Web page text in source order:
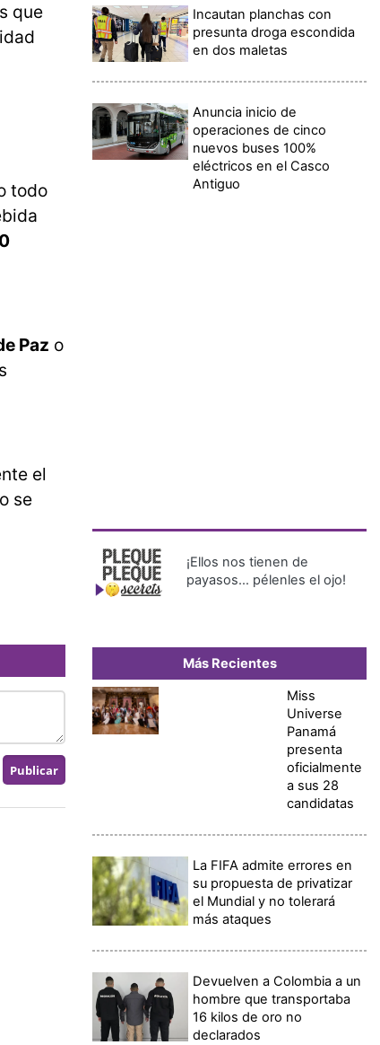
que
todo
Paz o
el
se
Incautan planchas con
presunta droga escondida
en dos maletas
Anuncia inicio de
operaciones de cinco
nuevos buses 100%
eléctricos en el Casco
Antiguo
¡Ellos nos tienen de
payasos… pélenles el ojo!
Más Recientes
Miss
Universe
Panamá
presenta
oficialmente
a sus 28
candidatas
La FIFA admite errores en
su propuesta de privatizar
el Mundial y no tolerará
más ataques
Devuelven a Colombia a un
hombre que transportaba
16 kilos de oro no
declarados